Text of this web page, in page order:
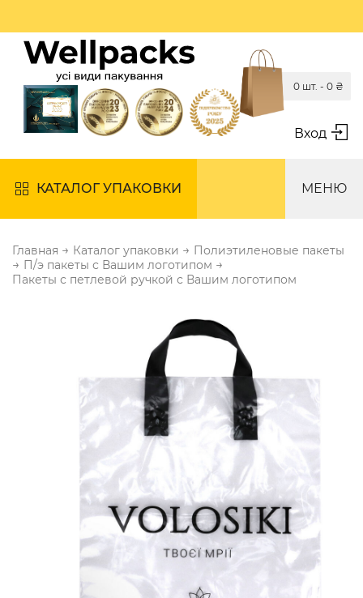
Вход
0 шт. - 0 ₴
КАТАЛОГ УПАКОВКИ МЕНЮ
Главная → Каталог упаковки → Полиэтиленовые пакеты
→ П/э пакеты с Вашим логотипом →
Пакеты с петлевой ручкой с Вашим логотипом